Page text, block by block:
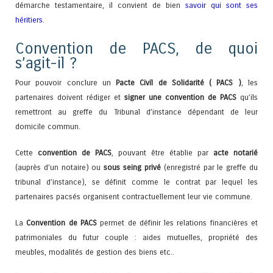
démarche testamentaire, il convient de bien savoir qui sont ses
héritiers.
Convention de PACS, de quoi
s’agit-il ?
Pour pouvoir conclure un Pacte Civil de Solidarité ( PACS ), les
partenaires doivent rédiger et signer une convention de PACS qu’ils
remettront au greffe du Tribunal d’instance dépendant de leur
domicile commun.
Cette convention de PACS , pouvant être établie par acte notarié
(auprès d’un notaire) ousous seing privé(enregistré par le greffe du
tribunal d’instance), se définit comme le contrat par lequel les
partenaires pacsés organisent contractuellement leur vie commune.
La Convention de PACSpermet de définir les relations financières et
patrimoniales du futur couple : aides mutuelles, propriété des
meubles, modalités de gestion des biens etc..